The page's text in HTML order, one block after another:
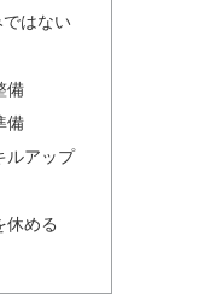
はない
備
備
ルアップ
休める